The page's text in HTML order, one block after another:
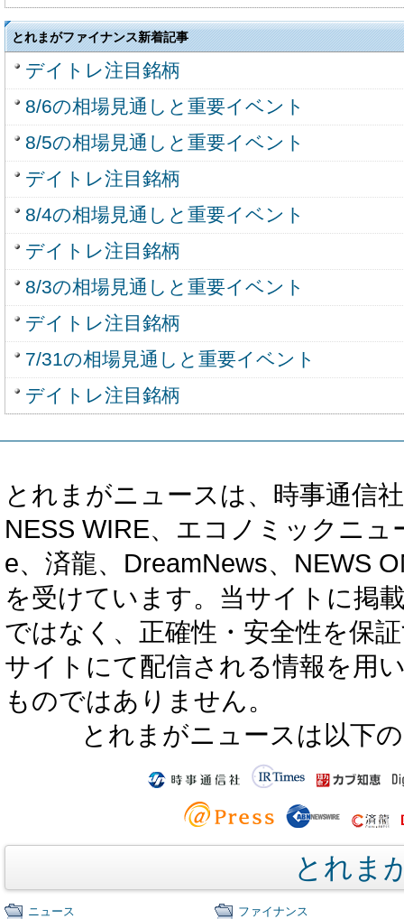
とれまがファイナンス新着記事
デイトレ注目銘柄
8/6の相場見通しと重要イベント
8/5の相場見通しと重要イベント
デイトレ注目銘柄
8/4の相場見通しと重要イベント
デイトレ注目銘柄
8/3の相場見通しと重要イベント
デイトレ注目銘柄
7/31の相場見通しと重要イベント
デイトレ注目銘柄
とれまがニュースは、時事通信
NESS WIRE、エコノミックニ
e、済龍、DreamNews、NEWS
を受けています。当サイトに掲
ではなく、正確性・安全性を保
サイトにて配信される情報を用
ものではありません。
とれまがニュースは以下
とれま
ニュース
ファイナンス